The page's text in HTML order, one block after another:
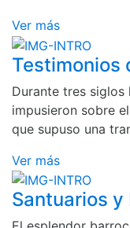
Ver más
Testimonios
Durante tres siglos
impusieron sobre
que supuso una
Ver más
Santuarios y